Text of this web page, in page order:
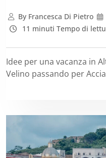
ByFrancesca Di Pietro
11 minuti Tempo di
Idee per una vacanza in
Velino passando per